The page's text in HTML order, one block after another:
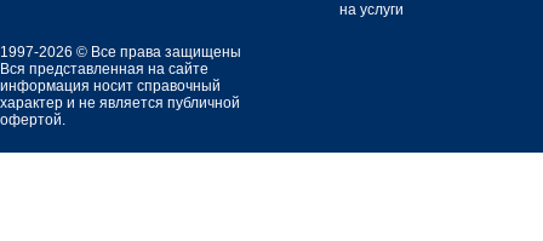
на услуги
1997-2026 © Все права защищены
Вся представленная на сайте
информация носит справочный
характер и не является публичной
офертой.